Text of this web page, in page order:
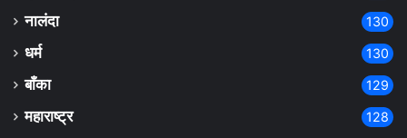
नालंदा 130
धर्म 130
बाँका 129
महाराष्ट्र 128